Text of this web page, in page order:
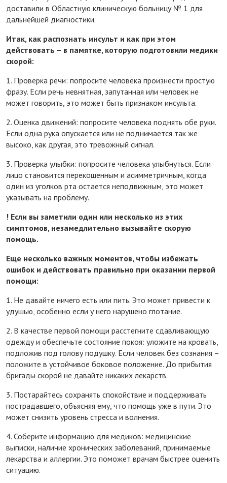
доставили в Областную клиническую больницу № 1 для
дальнейшей диагностики.
Итак, как распознать инсульт и как при этом
действовать – в памятке, которую подготовили медики
скорой:
1. Проверка речи: попросите человека произнести простую
фразу. Если речь невнятная, запутанная или человек не
может говорить, это может быть признаком инсульта.
2. Оценка движений: попросите человека поднять обе руки.
Если одна рука опускается или не поднимается так же
высоко, как другая, это тревожный сигнал.
3. Проверка улыбки: попросите человека улыбнуться. Если
лицо становится перекошенным и асимметричным, когда
один из уголков рта остается неподвижным, это может
указывать на проблему.
! Если вы заметили один или несколько из этих
симптомов, незамедлительно вызывайте скорую
помощь.
Еще несколько важных моментов, чтобы избежать
ошибок и действовать правильно при оказании первой
помощи:
1. Не давайте ничего есть или пить. Это может привести к
удушью, особенно если у него нарушено глотание.
2. В качестве первой помощи расстегните сдавливающую
одежду и обеспечьте состояние покоя: уложите на кровать,
подложив под голову подушку. Если человек без сознания –
положите в устойчивое боковое положение. До прибытия
бригады скорой не давайте никаких лекарств.
3. Постарайтесь сохранять спокойствие и поддерживать
пострадавшего, объясняя ему, что помощь уже в пути. Это
может снизить уровень стресса и волнения.
4. Соберите информацию для медиков: медицинские
выписки, наличие хронических заболеваний, принимаемые
лекарства и аллергии. Это поможет врачам быстрее оценить
ситуацию.